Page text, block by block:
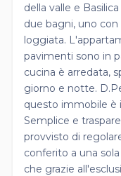
della valle e
due bagni, uno con
loggiata.
pavimenti sono in
cucina è arredata,
giorno e notte.
questo immobile è
Semplice e
provvisto di
conferito a una
che grazie